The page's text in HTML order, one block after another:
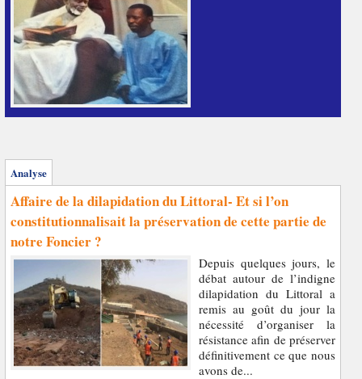
Analyse
Affaire de la dilapidation du Littoral- Et si l’on
constitutionnalisait la préservation de cette partie de
notre Foncier ?
Depuis quelques jours, le
débat autour de l’indigne
dilapidation du Littoral a
remis au goût du jour la
nécessité d’organiser la
résistance afin de préserver
définitivement ce que nous
avons de...